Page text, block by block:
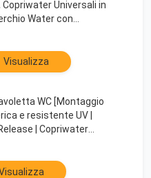
Universali in
Water con
WC O Forma, Sedile WC
Rapido Montaggio,
Visualizza
WC [Montaggio
e resistente UV |
| Copriwater
WC, Copriwater, Asse WC